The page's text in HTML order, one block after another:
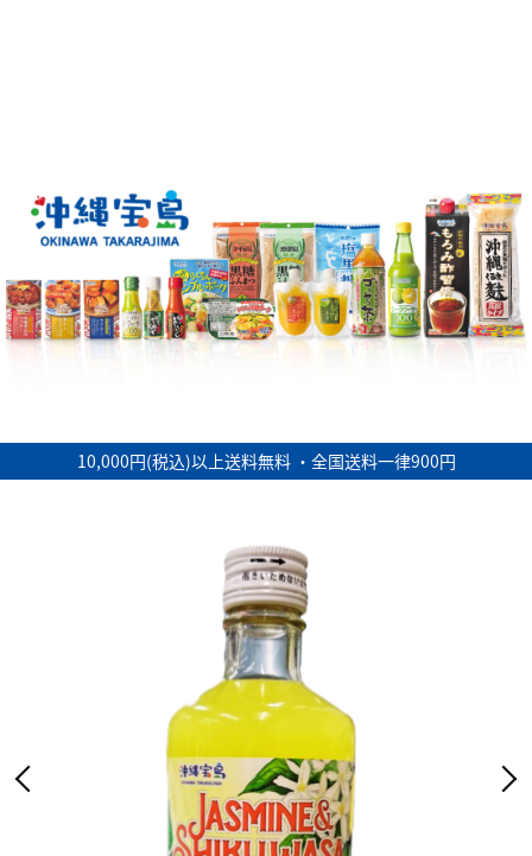
10,000円(税込)以上送料無料 ・全国送料一律900円